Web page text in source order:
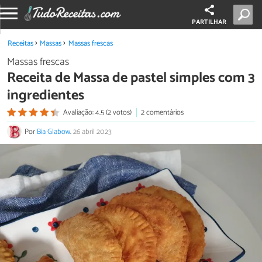
PARTILHAR
Receitas Massas Massas frescas
Massas frescas
Receita de Massa de pastel simples com 3
ingredientes
Avaliação: 4.5 (2 votos)
2 comentários
PorBia Glabow.26 abril 2023